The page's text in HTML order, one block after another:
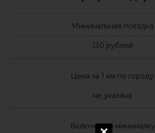
Минимальная поездка
130 рублей
Цена за 1 км по городу
не указана
Включено в минималку